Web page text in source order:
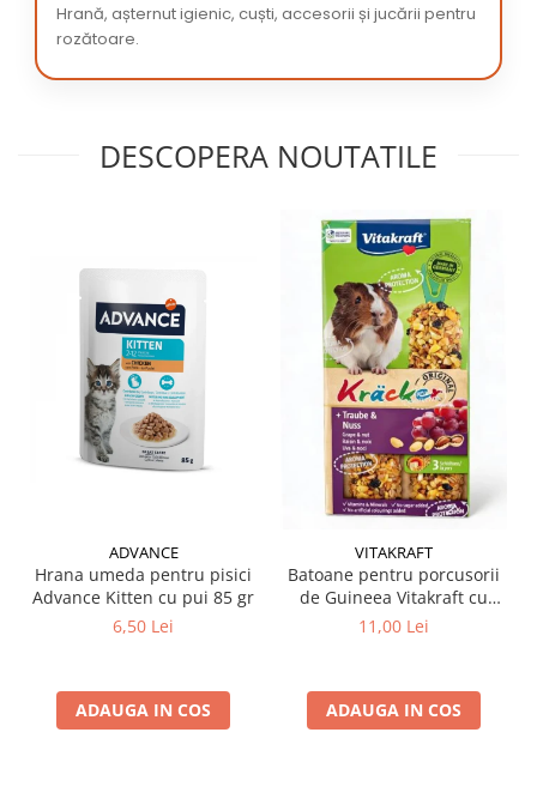
Hrană, așternut igienic, cuști, accesorii și jucării pentru
rozătoare.
DESCOPERA NOUTATILE
ADVANCE
Hrana umeda pentru pisici
Advance Kitten cu pui 85 gr
6,50 Lei
ADAUGA IN COS
VITAKRAFT
Batoane pentru porcusorii
de Guineea Vitakraft cu
struguri & nuci 2 buc
11,00 Lei
ADAUGA IN COS